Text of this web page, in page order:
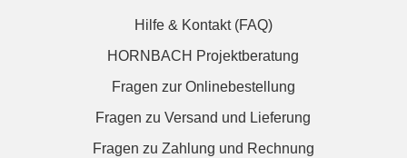
Hilfe & Kontakt (FAQ)
HORNBACH Projektberatung
Fragen zur Onlinebestellung
Fragen zu Versand und Lieferung
Fragen zu Zahlung und Rechnung